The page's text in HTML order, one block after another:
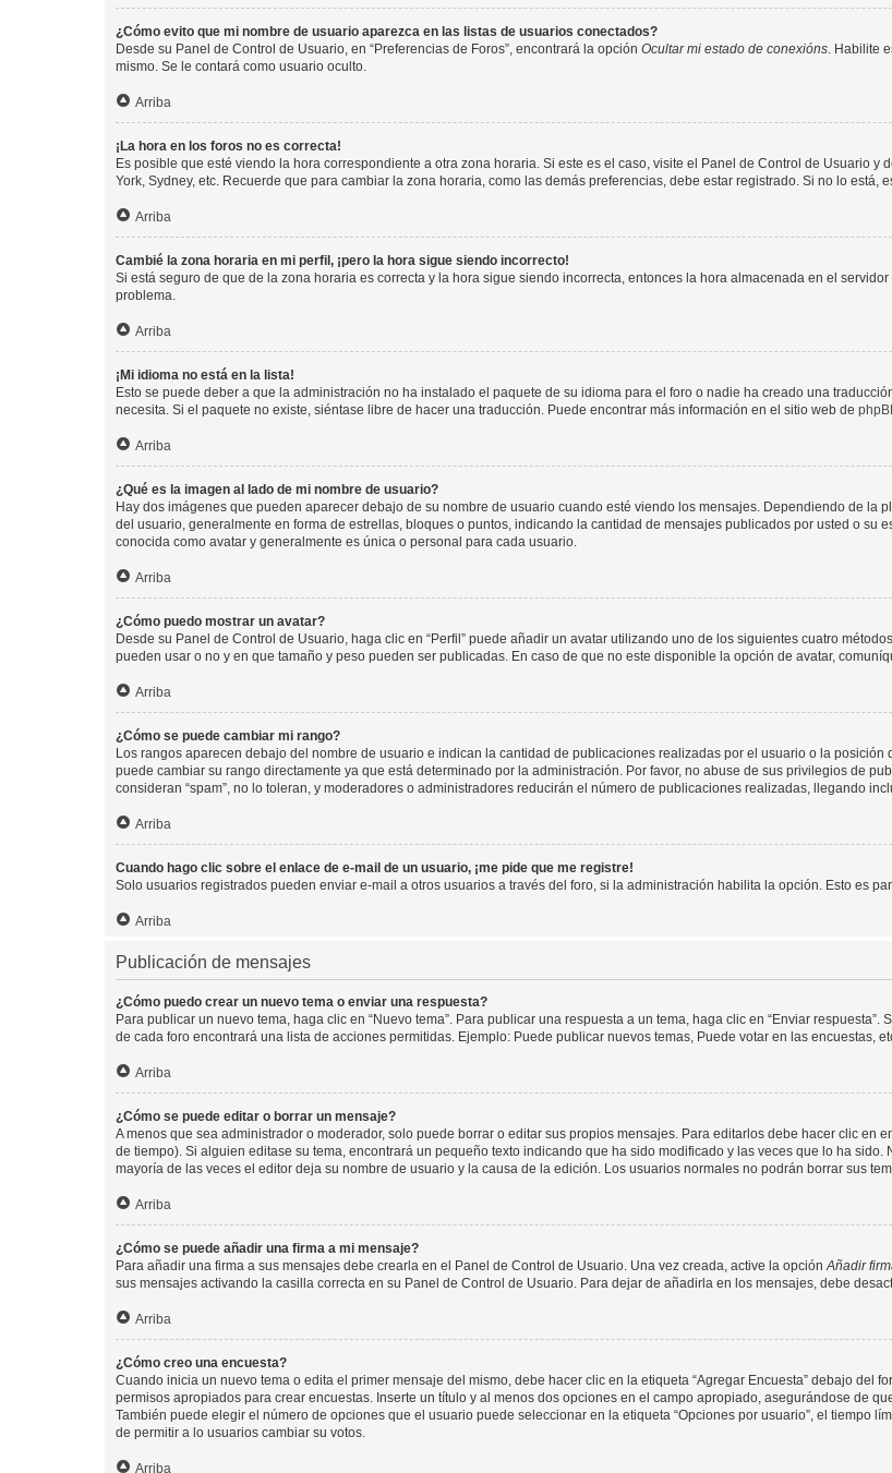
¿Cómo evito que mi nombre de usuario aparezca en las listas de usuarios conectados?
Desde su Panel de Control de Usuario, en “Preferencias de Foros”, encontrará la opción Ocultar mi estado de conexións. Habilite
mismo. Se le contará como usuario oculto.
Arriba
¡La hora en los foros no es correcta!
Es posible que esté viendo la hora correspondiente a otra zona horaria. Si este es el caso, visite el Panel de Control de Usuario
York, Sydney, etc. Recuerde que para cambiar la zona horaria, como las demás preferencias, debe estar registrado. Si no lo está,
Arriba
Cambié la zona horaria en mi perfil, ¡pero la hora sigue siendo incorrecto!
Si está seguro de que de la zona horaria es correcta y la hora sigue siendo incorrecta, entonces la hora almacenada en el
problema.
Arriba
¡Mi idioma no está en la lista!
Esto se puede deber a que la administración no ha instalado el paquete de su idioma para el foro o nadie ha creado una
necesita. Si el paquete no existe, siéntase libre de hacer una traducción. Puede encontrar más información en el sitio web de
Arriba
¿Qué es la imagen al lado de mi nombre de usuario?
Hay dos imágenes que pueden aparecer debajo de su nombre de usuario cuando esté viendo los mensajes. Dependiendo de la
del usuario, generalmente en forma de estrellas, bloques o puntos, indicando la cantidad de mensajes publicados por usted o su
conocida como avatar y generalmente es única o personal para cada usuario.
Arriba
¿Cómo puedo mostrar un avatar?
Desde su Panel de Control de Usuario, haga clic en “Perfil” puede añadir un avatar utilizando uno de los siguientes cuatro
pueden usar o no y en que tamaño y peso pueden ser publicadas. En caso de que no este disponible la opción de avatar,
Arriba
¿Cómo se puede cambiar mi rango?
Los rangos aparecen debajo del nombre de usuario e indican la cantidad de publicaciones realizadas por el usuario o la
puede cambiar su rango directamente ya que está determinado por la administración. Por favor, no abuse de sus privilegios de
consideran “spam”, no lo toleran, y moderadores o administradores reducirán el número de publicaciones realizadas, llegando
Arriba
Cuando hago clic sobre el enlace de e-mail de un usuario, ¡me pide que me registre!
Solo usuarios registrados pueden enviar e-mail a otros usuarios a través del foro, si la administración habilita la opción. Esto es
Arriba
Publicación de mensajes
¿Cómo puedo crear un nuevo tema o enviar una respuesta?
Para publicar un nuevo tema, haga clic en “Nuevo tema”. Para publicar una respuesta a un tema, haga clic en “Enviar
de cada foro encontrará una lista de acciones permitidas. Ejemplo: Puede publicar nuevos temas, Puede votar en las encuestas,
Arriba
¿Cómo se puede editar o borrar un mensaje?
A menos que sea administrador o moderador, solo puede borrar o editar sus propios mensajes. Para editarlos debe hacer clic en
de tiempo). Si alguien editase su tema, encontrará un pequeño texto indicando que ha sido modificado y las veces que lo ha
mayoría de las veces el editor deja su nombre de usuario y la causa de la edición. Los usuarios normales no podrán borrar sus
Arriba
¿Cómo se puede añadir una firma a mi mensaje?
Para añadir una firma a sus mensajes debe crearla en el Panel de Control de Usuario. Una vez creada, active la opciónAñadir
sus mensajes activando la casilla correcta en su Panel de Control de Usuario. Para dejar de añadirla en los mensajes, debe
Arriba
¿Cómo creo una encuesta?
Cuando inicia un nuevo tema o edita el primer mensaje del mismo, debe hacer clic en la etiqueta “Agregar Encuesta” debajo del
permisos apropiados para crear encuestas. Inserte un título y al menos dos opciones en el campo apropiado, asegurándose de
También puede elegir el número de opciones que el usuario puede seleccionar en la etiqueta “Opciones por usuario”, el tiempo
de permitir a lo usuarios cambiar su votos.
Arriba